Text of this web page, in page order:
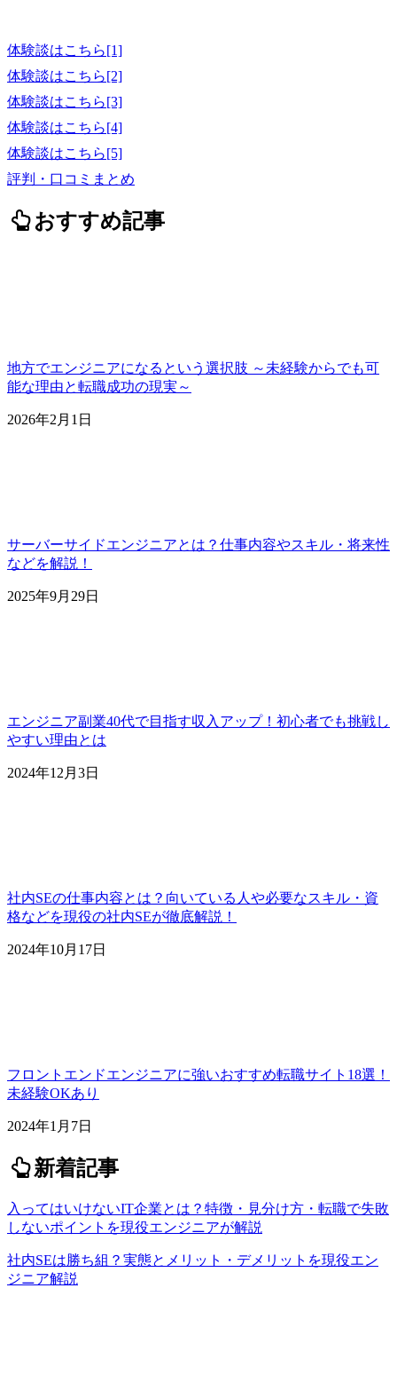
体験談はこちら[1]
体験談はこちら[2]
体験談はこちら[3]
体験談はこちら[4]
体験談はこちら[5]
評判・口コミまとめ
おすすめ記事
地方でエンジニアになるという選択肢 ～未経験からでも可
能な理由と転職成功の現実～
2026年2月1日
サーバーサイドエンジニアとは？仕事内容やスキル・将来性
などを解説！
2025年9月29日
エンジニア副業40代で目指す収入アップ！初心者でも挑戦し
やすい理由とは
2024年12月3日
社内SEの仕事内容とは？向いている人や必要なスキル・資
格などを現役の社内SEが徹底解説！
2024年10月17日
フロントエンドエンジニアに強いおすすめ転職サイト18選！
未経験OKあり
2024年1月7日
新着記事
入ってはいけないIT企業とは？特徴・見分け方・転職で失敗
しないポイントを現役エンジニアが解説
社内SEは勝ち組？実態とメリット・デメリットを現役エン
ジニア解説